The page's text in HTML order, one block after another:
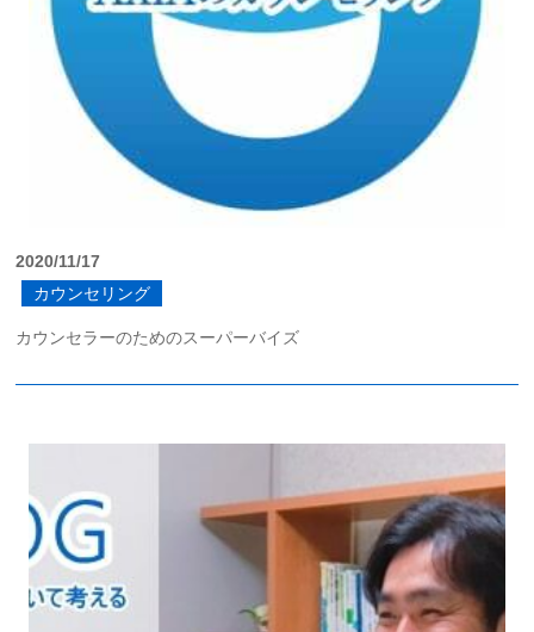
2020/11/17
カウンセリング
カウンセラーのためのスーパーバイズ